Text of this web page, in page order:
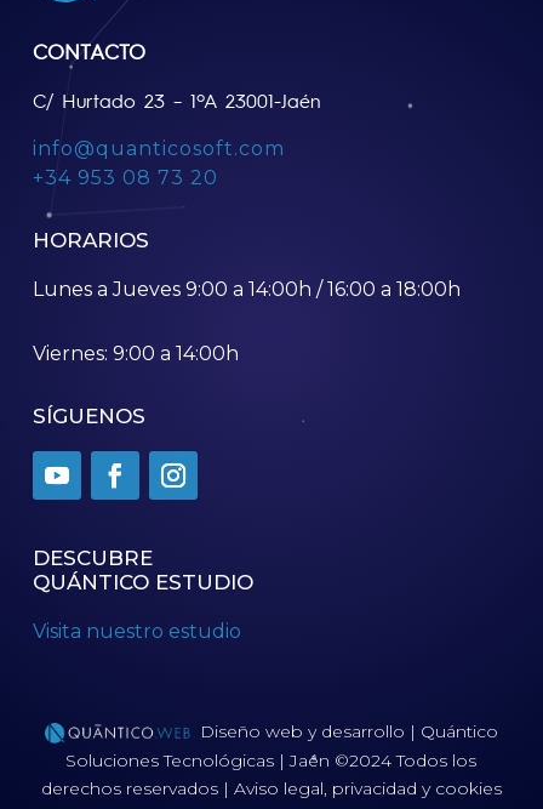
CONTACTO
C/ Hurtado 23 – 1ºA 23001-Jaén
info@quanticosoft.com
+34 953 08 73 20
HORARIOS
Lunes a Jueves 9:00 a 14:00h / 16:00 a 18:00h
Viernes: 9:00 a 14:00h
SÍGUENOS
DESCUBRE
QUÁNTICO ESTUDIO
Visita nuestro estudio
Diseño web y desarrollo | Quántico
Soluciones Tecnológicas | Jaén ©2024 Todos los
derechos reservados | Aviso legal, privacidad y cookies